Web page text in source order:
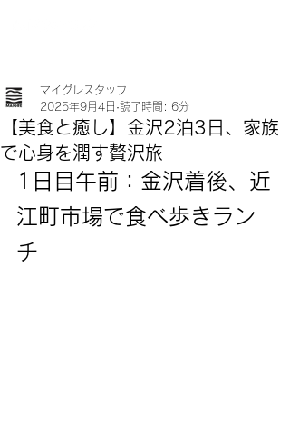
【美食と癒し】金沢2泊3日、家族
で心身を潤す贅沢旅
マイグレスタッフ
2025年9月4日 読了時間: 6分
1日目午前：金沢着後、近
江町市場で食べ歩きラン
チ